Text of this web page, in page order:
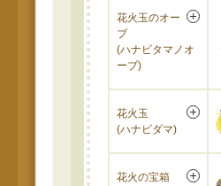
花火玉のオー
ブ
(ハナビタマノオ
ーブ)
花火玉
(ハナビダマ)
花火の宝箱